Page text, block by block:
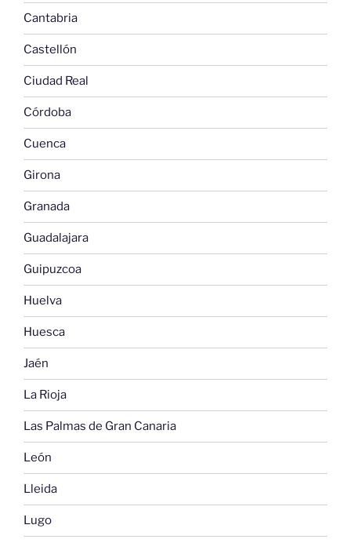
Cantabria
Castellón
Ciudad Real
Córdoba
Cuenca
Girona
Granada
Guadalajara
Guipuzcoa
Huelva
Huesca
Jaén
La Rioja
Las Palmas de Gran Canaria
León
Lleida
Lugo